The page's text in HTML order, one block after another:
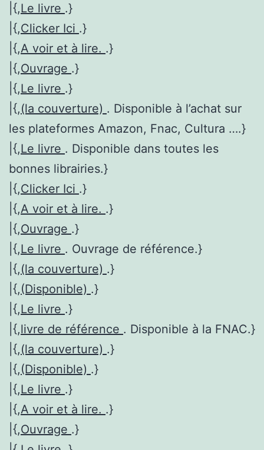
|{,Le livre .}
|{,Clicker Ici .}
|{,A voir et à lire. .}
|{,Ouvrage .}
|{,Le livre .}
|{,(la couverture) . Disponible à l’achat sur
les plateformes Amazon, Fnac, Cultura ….}
|{,Le livre . Disponible dans toutes les
bonnes librairies.}
|{,Clicker Ici .}
|{,A voir et à lire. .}
|{,Ouvrage .}
|{,Le livre . Ouvrage de référence.}
|{,(la couverture) .}
|{,(Disponible) .}
|{,Le livre .}
|{,livre de référence . Disponible à la FNAC.}
|{,(la couverture) .}
|{,(Disponible) .}
|{,Le livre .}
|{,A voir et à lire. .}
|{,Ouvrage .}